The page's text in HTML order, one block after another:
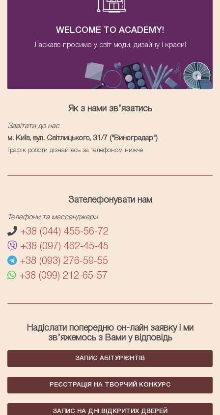
WELCOME TO ACADEMY!
Ласкаво просимо у світ моди, дизайну і краси!
Як з нами зв’язатись
Завітати до нас
м. Київ, вул. Світлицького, 31/7 ("Виноградар")
Графік роботи дізнайтесь за телефоном нижче
Зателефонувати нам
Телефони та мессенджери
+38 (044) 455-56-72
+38 (097) 462-45-45
+38 (093) 276-59-55
+38 (099) 212-65-57
Надіслати попередню он-лайн заявку і ми
зв’яжемось з Вами у відповідь
ЗАПИС АБІТУРІЄНТІВ
РЕЄСТРАЦІЯ НА ТВОРЧИЙ КОНКУРС
ЗАПИС НА ДНІ ВІДКРИТИХ ДВЕРЕЙ